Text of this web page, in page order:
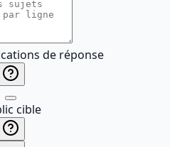
de réponse
cible